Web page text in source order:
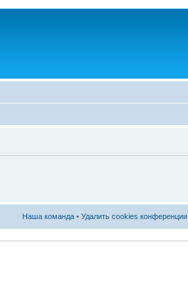
Наша команда • Удалить cookies конференции